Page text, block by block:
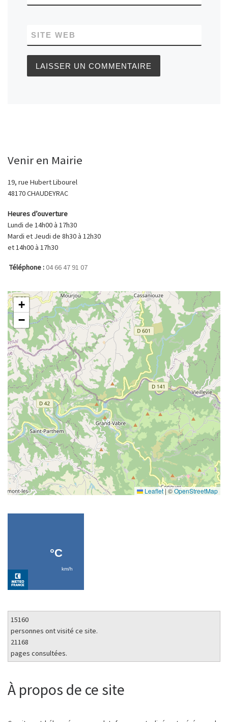
SITE WEB
Venir en Mairie
19, rue Hubert Libourel
48170 CHAUDEYRAC
Heures d’ouverture
Lundi de 14h00 à 17h30
Mardi et Jeudi de 8h30 à 12h30
et 14h00 à 17h30
Téléphone :04 66 47 91 07
+
−
Leaflet|©OpenStreetMap
15160
personnes ont visité ce site.
21168
pages consultées.
À propos de ce site